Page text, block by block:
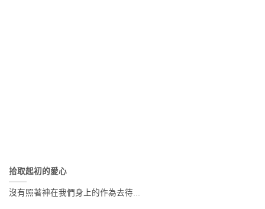
拾取起初的愛心
沒有照著神在我們身上的作為去待...